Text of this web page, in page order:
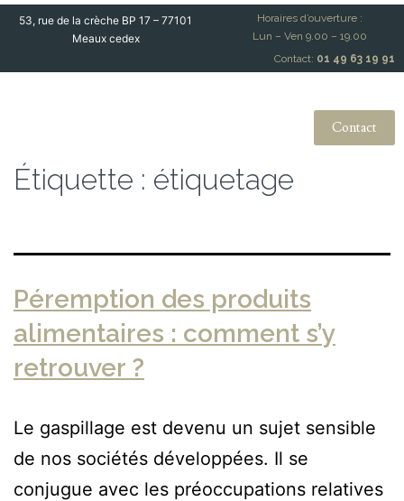
53, rue de la crèche BP 17 – 77101
Meaux cedex
Horaires d’ouverture :
Lun – Ven 9.00 – 19.00
Contact: 01 49 63 19 91
Contact
Étiquette : étiquetage
Péremption des produits
alimentaires : comment s’y
retrouver ?
Le gaspillage est devenu un sujet sensible
de nos sociétés développées. Il se
conjugue avec les préoccupations relatives